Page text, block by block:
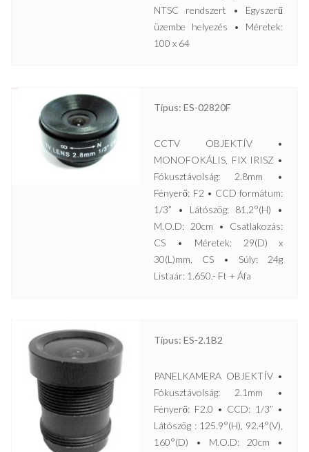
NTSC rendszert • Egyszerű
üzembe helyezés • Méretek:
100 x 64
Típus: ES-02820F
CCTV OBJEKTÍV •
MONOFOKÁLIS, FIX IRISZ •
Fókusztávolság: 2.8mm •
Fényerő: F2 • CCD formátum:
1/3” • Látószög: 81.2°(H) •
M.O.D: 20cm • Csatlakozás:
CS • Méretek: 29(D) x
30(L)mm, CS • Súly: 24g
Listaár: 1.650.- Ft + Áfa
Típus: ES-2.1B2
PANELKAMERA OBJEKTÍV •
Fókusztávolság: 2.1mm •
Fényerő: F2.0 • CCD: 1/3” •
Látószög : 125.9°(H), 92.4°(V),
160°(D) • M.O.D: 20cm •